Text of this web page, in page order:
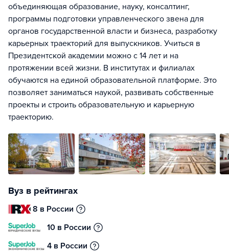
объединяющая образование, науку, консалтинг,
программы подготовки управленческого звена для
органов государственной власти и бизнеса, разработку
карьерных траекторий для выпускников. Учиться в
Президентской академии можно с 14 лет и на
протяжении всей жизни. В институтах и филиалах
обучаются на единой образовательной платформе. Это
позволяет заниматься наукой, развивать собственные
проекты и строить образовательную и карьерную
траекторию.
Вуз в рейтингах
8 в России
10 в России
4 в России